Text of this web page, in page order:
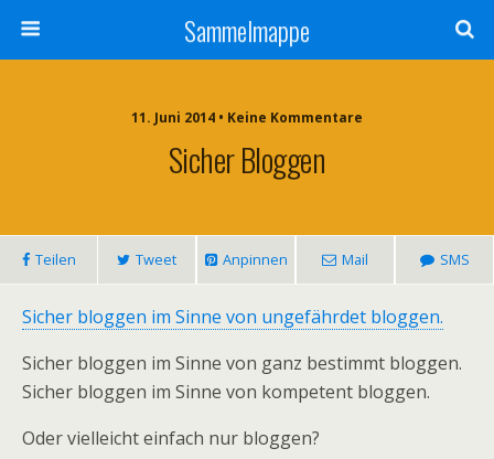
Sammelmappe
11. Juni 2014 • Keine Kommentare
Sicher Bloggen
Teilen Tweet Anpinnen Mail SMS
Sicher bloggen im Sinne von ungefährdet bloggen.
Sicher bloggen im Sinne von ganz bestimmt bloggen.
Sicher bloggen im Sinne von kompetent bloggen.
Oder vielleicht einfach nur bloggen?